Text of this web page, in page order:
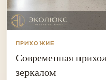
ПРИХОЖИЕ
Современная
зеркалом